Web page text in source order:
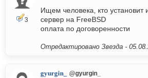
3
Ищем человека, кто установит
сервер на FreeBSD
оплата по договоренности
Отредактировано Звезда -
gyurgin_ @gyurgin_